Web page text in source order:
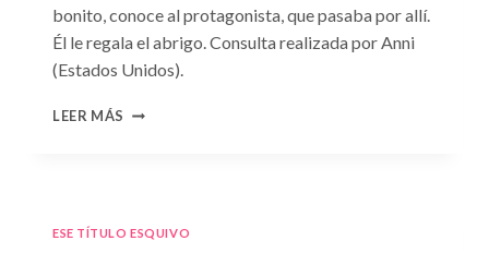
bonito, conoce al protagonista, que pasaba por allí.
Él le regala el abrigo. Consulta realizada por Anni
(Estados Unidos).
LEER MÁS CONSULTA
ESE TÍTULO ESQUIVO